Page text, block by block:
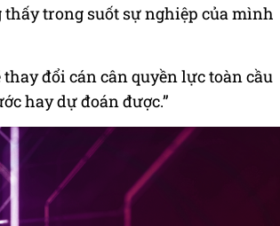
trong suốt sự nghiệp của mình
đổi cán cân quyền lực toàn cầu
hay dự đoán được.”